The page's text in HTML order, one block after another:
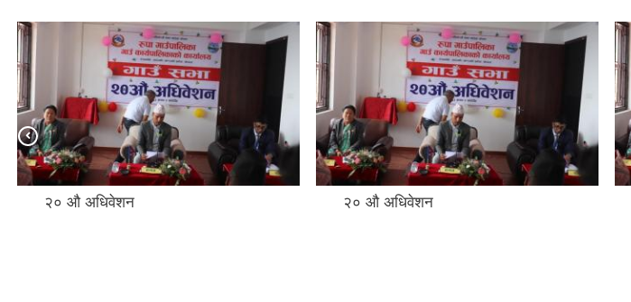
२० ‌औ अधिवेशन २० ‌औ अधिवेशन